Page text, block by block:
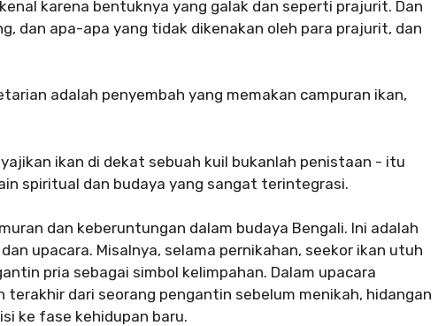
karena bentuknya yang galak dan seperti prajurit. Dan
dan apa-apa yang tidak dikenakan oleh para prajurit, dan
adalah penyembah yang memakan campuran ikan,
ikan di dekat sebuah kuil bukanlah penistaan ​​- itu
spiritual dan budaya yang sangat terintegrasi.
dan keberuntungan dalam budaya Bengali. Ini adalah
upacara. Misalnya, selama pernikahan, seekor ikan utuh
pria sebagai simbol kelimpahan. Dalam upacara
terakhir dari seorang pengantin sebelum menikah, hidangan
ke fase kehidupan baru.